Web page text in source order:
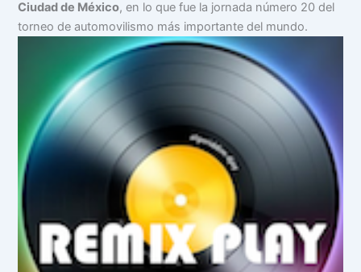
Ciudad de México, en lo que fue la jornada número 20 del
torneo de automovilismo más importante del mundo.